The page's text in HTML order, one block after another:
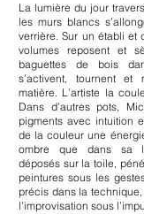
La lumière du jour
les murs blancs
verrière. Sur un établi et
volumes reposent et
baguettes de bois
s’activent, tournent et
matière. L’artiste la
Dans d’autres pots,
pigments avec intuition
de la couleur une
ombre que dans sa
déposés sur la toile,
peintures sous les
précis dans la
l’improvisation sous